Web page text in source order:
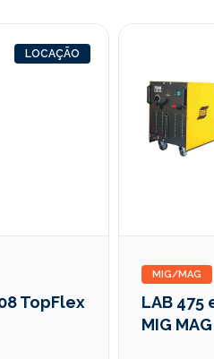
LOCAÇÃO
TopFlex
MIG/MAG
LAB 475
MIG MAG